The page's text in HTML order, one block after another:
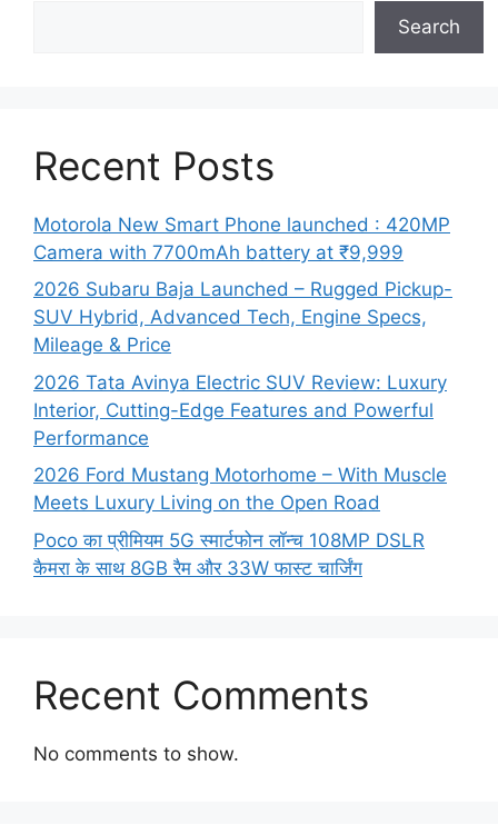
Search
Recent Posts
Motorola New Smart Phone launched : 420MP
Camera with 7700mAh battery at ₹9,999
2026 Subaru Baja Launched – Rugged Pickup-
SUV Hybrid, Advanced Tech, Engine Specs,
Mileage & Price
2026 Tata Avinya Electric SUV Review: Luxury
Interior, Cutting-Edge Features and Powerful
Performance
2026 Ford Mustang Motorhome – With Muscle
Meets Luxury Living on the Open Road
Poco का प्रीमियम 5G स्मार्टफोन लॉन्च 108MP DSLR
कैमरा के साथ 8GB रैम और 33W फास्ट चार्जिंग
Recent Comments
No comments to show.